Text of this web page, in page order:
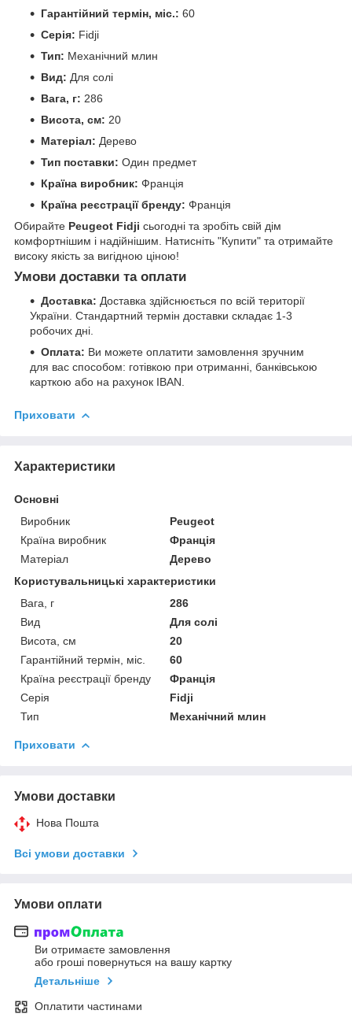
Гарантійний термін, міс.: 60
Серія: Fidji
Тип: Механічний млин
Вид: Для солі
Вага, г: 286
Висота, см: 20
Матеріал: Дерево
Тип поставки: Один предмет
Країна виробник: Франція
Країна реєстрації бренду: Франція
Обирайте Peugeot Fidji сьогодні та зробіть свій дім
комфортнішим і надійнішим. Натисніть "Купити" та отримайте
високу якість за вигідною ціною!
Умови доставки та оплати
Доставка: Доставка здійснюється по всій території
України. Стандартний термін доставки складає 1-3
робочих дні.
Оплата: Ви можете оплатити замовлення зручним
для вас способом: готівкою при отриманні, банківською
карткою або на рахунок IBAN.
Приховати
Характеристики
Основні
Виробник
Peugeot
Країна виробник
Франція
Матеріал
Дерево
Користувальницькі характеристики
Вага, г
286
Вид
Для солі
Висота, см
20
Гарантійний термін, міс.
60
Країна реєстрації бренду
Франція
Серія
Fidji
Тип
Механічний млин
Приховати
Умови доставки
Нова Пошта
Всі умови доставки
Умови оплати
Ви отримаєте замовлення
або гроші повернуться на вашу картку
Детальніше
Оплатити частинами